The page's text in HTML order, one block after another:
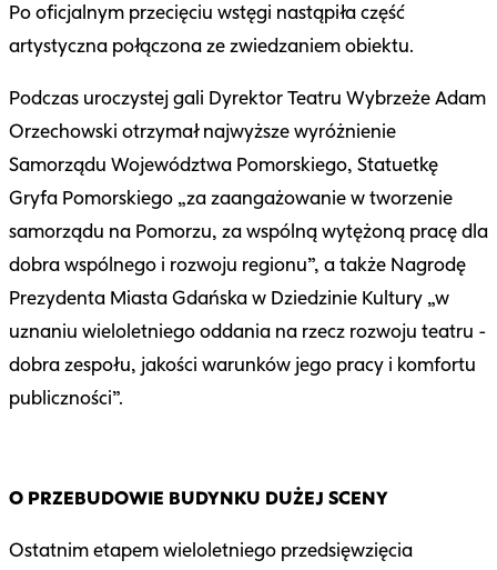
Po oficjalnym przecięciu wstęgi nastąpiła część
artystyczna połączona ze zwiedzaniem obiektu.
Podczas uroczystej gali Dyrektor Teatru Wybrzeże Adam
Orzechowski otrzymał najwyższe wyróżnienie
Samorządu Województwa Pomorskiego, Statuetkę
Gryfa Pomorskiego „za zaangażowanie w tworzenie
samorządu na Pomorzu, za wspólną wytężoną pracę dla
dobra wspólnego i rozwoju regionu”, a także Nagrodę
Prezydenta Miasta Gdańska w Dziedzinie Kultury „w
uznaniu wieloletniego oddania na rzecz rozwoju teatru -
dobra zespołu, jakości warunków jego pracy i komfortu
publiczności”.
O PRZEBUDOWIE BUDYNKU DUŻEJ SCENY
Ostatnim etapem wieloletniego przedsięwzięcia